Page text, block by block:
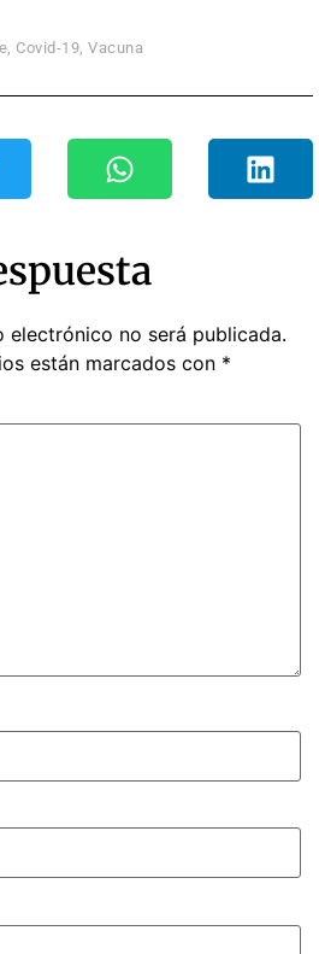
, Covid-19, Vacuna
electrónico no será publicada.
están marcados con *